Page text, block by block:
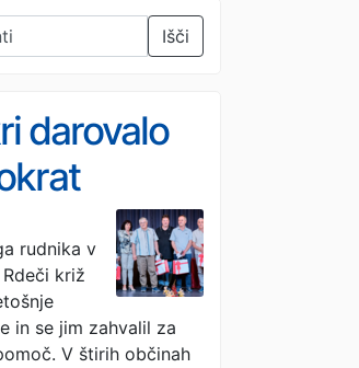
Išči
darovalo
rudnika v
križ
in se jim zahvalil za
V štirih občinah